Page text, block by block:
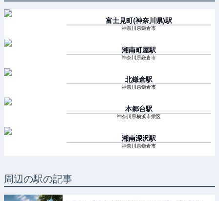
富士見町(神奈川県)駅
神奈川県鎌倉市
湘南町屋駅
神奈川県鎌倉市
北鎌倉駅
神奈川県鎌倉市
本郷台駅
神奈川県横浜市栄区
湘南深沢駅
神奈川県鎌倉市
周辺の駅の記事